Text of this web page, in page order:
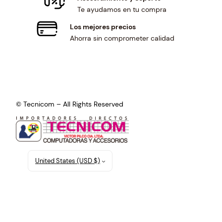
Te ayudamos en tu compra
Los mejores precios
Ahorra sin comprometer calidad
© Tecnicom – All Rights Reserved
United States (USD $)